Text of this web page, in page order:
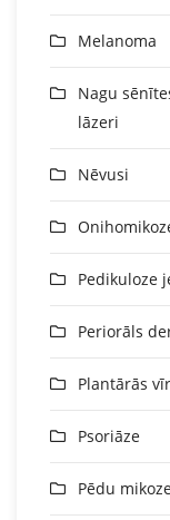
Melanoma
Nagu
lāzeri
Nēvusi
Pedikuloze
Periorāls
Plantārās
Psoriāze
Pēdu